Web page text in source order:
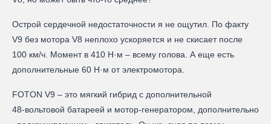
Острой сердечной недостаточности я не ощутил. По факту
V9 без мотора V8 неплохо ускоряется и не скисает после
100 км/ч. Момент в 410 Н·м – всему голова. А еще есть
дополнительные 60 Н·м от электромотора.
FOTON V9 – это мягкий гибрид с дополнительной
48‑вольтовой батареей и мотор-генератором, дополнительно